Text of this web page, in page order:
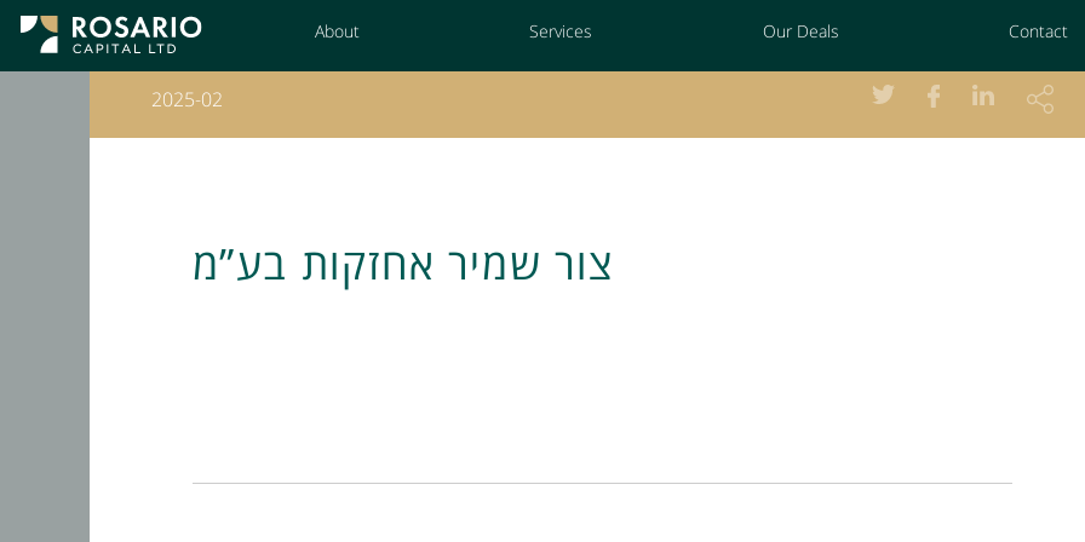
Skip
Content
About Services Our Deals Contact
2025-02
צור שמיר אחזקות בע”מ